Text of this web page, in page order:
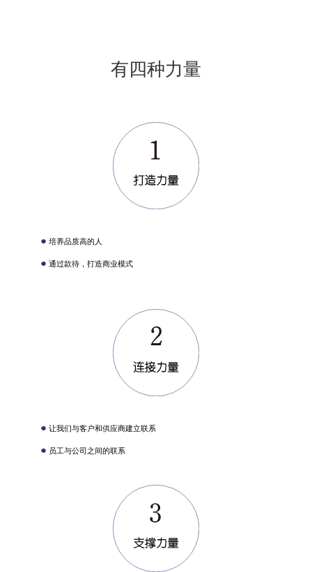
有四种力量
● 培养品质高的人
● 通过款待，打造商业模式
● 让我们与客户和供应商建立联系
● 员工与公司之间的联系